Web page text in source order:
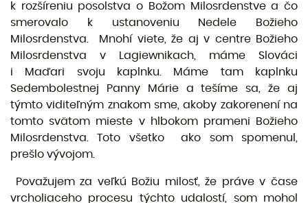
k rozšíreniu posolstva o Božom Milosrdenstve a čo
smerovalo k ustanoveniu Nedele Božieho
Milosrdenstva. Mnohí viete, že aj v centre Božieho
Milosrdenstva v Lagiewnikach, máme Slováci
i Maďari svoju kaplnku. Máme tam kaplnku
Sedembolestnej Panny Márie a tešíme sa, že aj
týmto viditeľným znakom sme, akoby zakorenení na
tomto svätom mieste v hlbokom prameni Božieho
Milosrdenstva. Toto všetko ako som spomenul,
prešlo vývojom.
Považujem za veľkú Božiu milosť, že práve v čase
vrcholiaceho procesu týchto udalostí, som mohol